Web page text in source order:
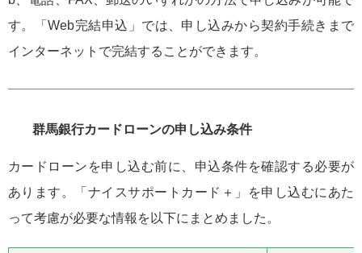
す。「Web完結申込」では、申し込みから契約手続きまで
インターネットで完結することができます。
群馬銀行カードローンの申し込み条件
カードローンを申し込む前に、申込条件を確認する必要が
あります。「ナイスサポートカード＋」を申し込むにあた
って考慮が必要な情報を以下にまとめました。